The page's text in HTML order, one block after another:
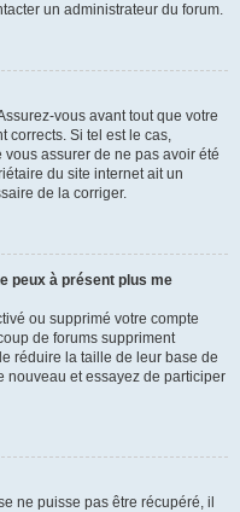
un administrateur du forum.
vous avant tout que votre
corrects. Si tel est le cas,
assurer de ne pas avoir été
du site internet ait un
de la corriger.
peux à présent plus me
ou supprimé votre compte
de forums suppriment
réduire la taille de leur base de
nouveau et essayez de participer
ne puisse pas être récupéré, il